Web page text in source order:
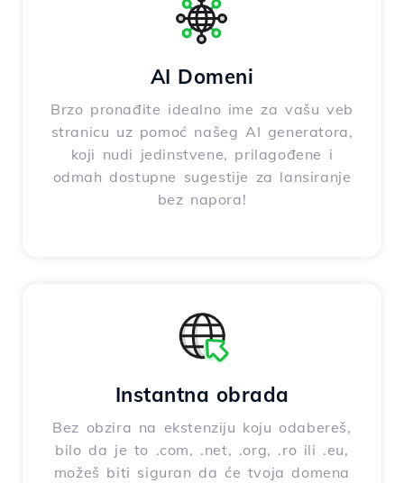
AI Domeni
Brzo pronađite idealno ime za vašu veb
stranicu uz pomoć našeg AI generatora,
koji nudi jedinstvene, prilagođene i
odmah dostupne sugestije za lansiranje
bez napora!
Instantna obrada
Bez obzira na ekstenziju koju odabereš,
bilo da je to .com, .net, .org, .ro ili .eu,
možeš biti siguran da će tvoja domena